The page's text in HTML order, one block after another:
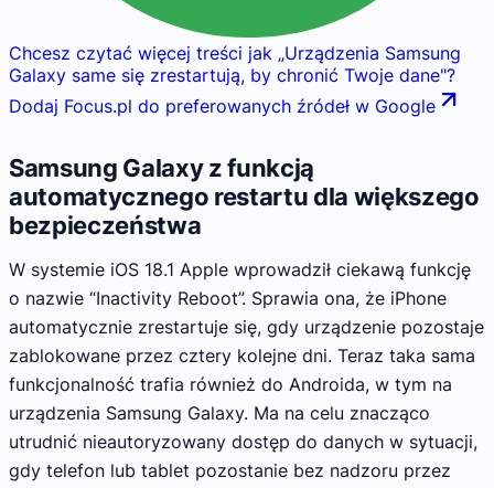
Chcesz czytać więcej treści jak „Urządzenia Samsung
Galaxy same się zrestartują, by chronić Twoje dane"?
Dodaj Focus.pl do preferowanych źródeł w Google
Samsung Galaxy z funkcją
automatycznego restartu dla większego
bezpieczeństwa
W systemie iOS 18.1 Apple wprowadził ciekawą funkcję
o nazwie “Inactivity Reboot”. Sprawia ona, że iPhone
automatycznie zrestartuje się, gdy urządzenie pozostaje
zablokowane przez cztery kolejne dni. Teraz taka sama
funkcjonalność trafia również do Androida, w tym na
urządzenia Samsung Galaxy. Ma na celu znacząco
utrudnić nieautoryzowany dostęp do danych w sytuacji,
gdy telefon lub tablet pozostanie bez nadzoru przez